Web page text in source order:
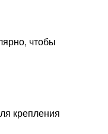
чтобы
крепления